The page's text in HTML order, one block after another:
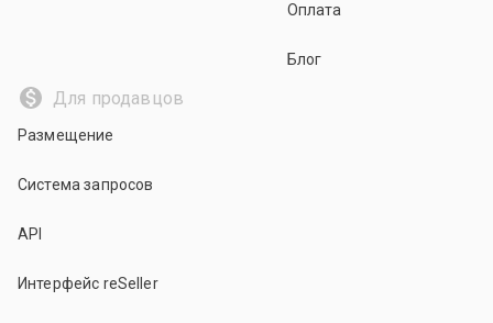
Оплата
Блог
Для продавцов
Размещение
Система запросов
API
Интерфейс reSeller